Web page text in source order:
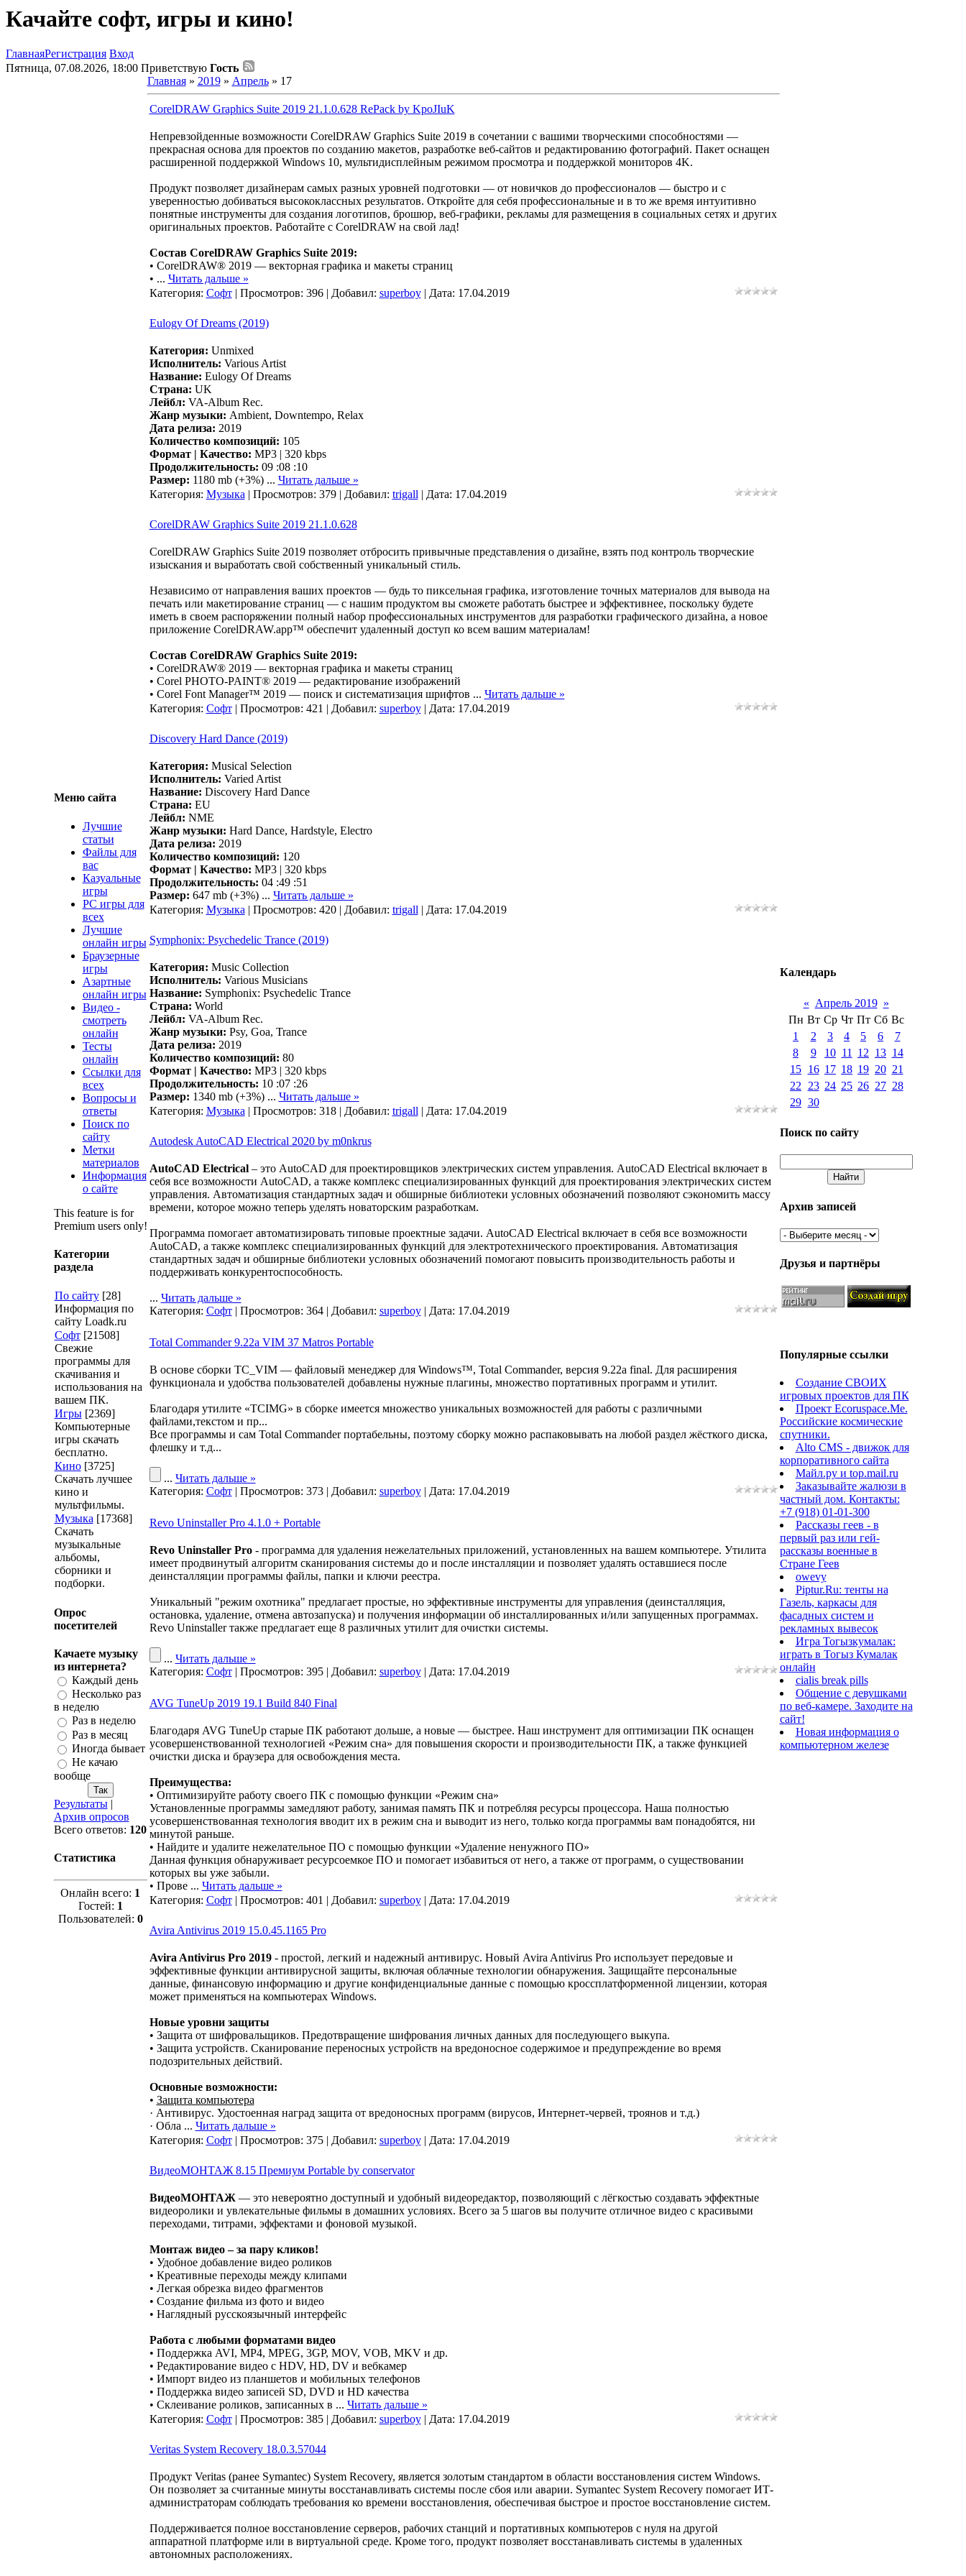
Качайте софт, игры и кино!
ГлавнаяРегистрация Вход
Пятница, 07.08.2026, 18:00 Приветствую Гость
Меню сайта
Лучшие
статьи
Файлы для
вас
Казуальные
игры
PC игры для
всех
Лучшие
онлайн игры
Браузерные
игры
Азартные
онлайн игры
Видео -
смотреть
онлайн
Тесты
онлайн
Ссылки для
всех
Вопросы и
ответы
Поиск по
сайту
Метки
материалов
Информация
о сайте
This feature is for
Premium users only!
Категории
раздела
По сайту [28]
Информация по
сайту Loadk.ru
Софт [21508]
Свежие
программы для
скачивания и
использования на
вашем ПК.
Игры [2369]
Компьютерные
игры скачать
бесплатно.
Кино [3725]
Скачать лучшее
кино и
мультфильмы.
Музыка [17368]
Скачать
музыкальные
альбомы,
сборники и
подборки.
Опрос
посетителей
Качаете музыку
из интернета?
Каждый день
Несколько раз
в неделю
Раз в неделю
Раз в месяц
Иногда бывает
Не качаю
вообще
Результаты|
Архив опросов
Всего ответов: 120
Статистика
Онлайн всего: 1
Гостей: 1
Пользователей: 0
Главная» 2019 » Апрель » 17
CorelDRAW Graphics Suite 2019 21.1.0.628 RePack by KpoJIuK
Непревзойденные возможности CorelDRAW Graphics Suite 2019 в сочетании с вашими творческими способностями —
прекрасная основа для проектов по созданию макетов, разработке веб-сайтов и редактированию фотографий. Пакет оснащен
расширенной поддержкой Windows 10, мультидисплейным режимом просмотра и поддержкой мониторов 4K.
Продукт позволяет дизайнерам самых разных уровней подготовки — от новичков до профессионалов — быстро и с
уверенностью добиваться высококлассных результатов. Откройте для себя профессиональные и в то же время интуитивно
понятные инструменты для создания логотипов, брошюр, веб-графики, рекламы для размещения в социальных сетях и других
оригинальных проектов. Работайте с CorelDRAW на свой лад!
Состав CorelDRAW Graphics Suite 2019:
• CorelDRAW® 2019 — векторная графика и макеты страниц
• ... Читать дальше »
Категория: Софт| Просмотров: 396 | Добавил: superboy| Дата: 17.04.2019
Eulogy Of Dreams (2019)
Категория: Unmixed
Исполнитель: Various Artist
Название: Eulogy Of Dreams
Страна: UK
Лейбл: VA-Album Rec.
Жанр музыки: Ambient, Downtempo, Relax
Дата релиза: 2019
Количество композиций: 105
Формат | Качество: MP3 | 320 kbps
Продолжительность: 09 :08 :10
Размер: 1180 mb (+3%) ... Читать дальше »
Категория: Музыка| Просмотров: 379 | Добавил: trigall| Дата: 17.04.2019
CorelDRAW Graphics Suite 2019 21.1.0.628
CorelDRAW Graphics Suite 2019 позволяет отбросить привычные представления о дизайне, взять под контроль творческие
изыскания и выработать свой собственный уникальный стиль.
Независимо от направления ваших проектов — будь то пиксельная графика, изготовление точных материалов для вывода на
печать или макетирование страниц — с нашим продуктом вы сможете работать быстрее и эффективнее, поскольку будете
иметь в своем распоряжении полный набор профессиональных инструментов для разработки графического дизайна, а новое
приложение CorelDRAW.app™ обеспечит удаленный доступ ко всем вашим материалам!
Состав CorelDRAW Graphics Suite 2019:
• CorelDRAW® 2019 — векторная графика и макеты страниц
• Corel PHOTO-PAINT® 2019 — редактирование изображений
• Corel Font Manager™ 2019 — поиск и систематизация шрифтов ... Читать дальше »
Категория: Софт| Просмотров: 421 | Добавил: superboy| Дата: 17.04.2019
Discovery Hard Dance (2019)
Категория: Musical Selection
Исполнитель: Varied Artist
Название: Discovery Hard Dance
Страна: EU
Лейбл: NME
Жанр музыки: Hard Dance, Hardstyle, Electro
Дата релиза: 2019
Количество композиций: 120
Формат | Качество: MP3 | 320 kbps
Продолжительность: 04 :49 :51
Размер: 647 mb (+3%) ... Читать дальше »
Категория: Музыка| Просмотров: 420 | Добавил: trigall| Дата: 17.04.2019
Symphonix: Psychedelic Trance (2019)
Категория: Music Collection
Исполнитель: Various Musicians
Название: Symphonix: Psychedelic Trance
Страна: World
Лейбл: VA-Album Rec.
Жанр музыки: Psy, Goa, Trance
Дата релиза: 2019
Количество композиций: 80
Формат | Качество: MP3 | 320 kbps
Продолжительность: 10 :07 :26
Размер: 1340 mb (+3%) ... Читать дальше »
Категория: Музыка| Просмотров: 318 | Добавил: trigall| Дата: 17.04.2019
Autodesk AutoCAD Electrical 2020 by m0nkrus
AutoCAD Electrical– это AutoCAD для проектировщиков электрических систем управления. AutoCAD Electrical включает в
себя все возможности AutoCAD, а также комплекс специализированных функций для проектирования электрических систем
управления. Автоматизация стандартных задач и обширные библиотеки условных обозначений позволяют сэкономить массу
времени, которое можно теперь уделять новаторским разработкам.
Программа помогает автоматизировать типовые проектные задачи. AutoCAD Electrical включает в себя все возможности
AutoCAD, а также комплекс специализированных функций для электротехнического проектирования. Автоматизация
стандартных задач и обширные библиотеки условных обозначений помогают повысить производительность работы и
поддерживать конкурентоспособность.
... Читать дальше »
Категория: Софт| Просмотров: 364 | Добавил: superboy| Дата: 17.04.2019
Total Commander 9.22a VIM 37 Matros Portable
В основе сборки TC_VIM — файловый менеджер для Windows™, Total Commander, версия 9.22a final. Для расширения
функционала и удобства пользователей добавлены нужные плагины, множество портативных программ и утилит.
Благодаря утилите «TCIMG» в сборке имеется множество уникальных возможностей для работы с различными
файлами,текстом и пр...
Все программы и сам Total Commander портабельны, поэтому сборку можно распаковывать на любой раздел жёсткого диска,
флешку и т.д...
... Читать дальше »
Категория: Софт| Просмотров: 373 | Добавил: superboy| Дата: 17.04.2019
Revo Uninstaller Pro 4.1.0 + Portable
Revo Uninstaller Pro- программа для удаления нежелательных приложений, установленных на вашем компьютере. Утилита
имеет продвинутый алгоритм сканирования системы до и после инсталляции и позволяет удалять оставшиеся после
деинсталляции программы файлы, папки и ключи реестра.
Уникальный "режим охотника" предлагает простые, но эффективные инструменты для управления (деинсталляция,
остановка, удаление, отмена автозапуска) и получения информации об инсталлированных и/или запущенных программах.
Revo Uninstaller также предлагает еще 8 различных утилит для очистки системы.
... Читать дальше »
Категория: Софт| Просмотров: 395 | Добавил: superboy| Дата: 17.04.2019
AVG TuneUp 2019 19.1 Build 840 Final
Благодаря AVG TuneUp старые ПК работают дольше, а новые — быстрее. Наш инструмент для оптимизации ПК оснащен
усовершенствованной технологией «Режим сна» для повышения скорости и производительности ПК, а также функцией
очистки диска и браузера для освобождения места.
Преимущества:
• Оптимизируйте работу своего ПК с помощью функции «Режим сна»
Установленные программы замедляют работу, занимая память ПК и потребляя ресурсы процессора. Наша полностью
усовершенствованная технология вводит их в режим сна и выводит из него, только когда программы вам понадобятся, ни
минутой раньше.
• Найдите и удалите нежелательное ПО с помощью функции «Удаление ненужного ПО»
Данная функция обнаруживает ресурсоемкое ПО и помогает избавиться от него, а также от программ, о существовании
которых вы уже забыли.
• Прове ... Читать дальше »
Категория: Софт| Просмотров: 401 | Добавил: superboy| Дата: 17.04.2019
Avira Antivirus 2019 15.0.45.1165 Pro
Avira Antivirus Pro 2019- простой, легкий и надежный антивирус. Новый Avira Antivirus Pro использует передовые и
эффективные функции антивирусной защиты, включая облачные технологии обнаружения. Защищайте персональные
данные, финансовую информацию и другие конфиденциальные данные с помощью кроссплатформенной лицензии, которая
может применяться на компьютерах Windows.
Новые уровни защиты
• Защита от шифровальщиков. Предотвращение шифрования личных данных для последующего выкупа.
• Защита устройств. Сканирование переносных устройств на вредоносное содержимое и предупреждение во время
подозрительных действий.
Основные возможности:
• Защита компьютера
· Антивирус. Удостоенная наград защита от вредоносных программ (вирусов, Интернет-червей, троянов и т.д.)
· Обла ... Читать дальше »
Категория: Софт| Просмотров: 375 | Добавил: superboy| Дата: 17.04.2019
ВидеоМОНТАЖ 8.15 Премиум Portable by conservator
ВидеоМОНТАЖ— это невероятно доступный и удобный видеоредактор, позволяющий с лёгкостью создавать эффектные
видеоролики и увлекательные фильмы в домашних условиях. Всего за 5 шагов вы получите отличное видео с красивыми
переходами, титрами, эффектами и фоновой музыкой.
Монтаж видео – за пару кликов!
• Удобное добавление видео роликов
• Креативные переходы между клипами
• Легкая обрезка видео фрагментов
• Создание фильма из фото и видео
• Наглядный русскоязычный интерфейс
Работа с любыми форматами видео
• Поддержка AVI, MP4, MPEG, 3GP, MOV, VOB, MKV и др.
• Редактирование видео с HDV, HD, DV и вебкамер
• Импорт видео из планшетов и мобильных телефонов
• Поддержка видео записей SD, DVD и HD качества
• Склеивание роликов, записанных в ... Читать дальше »
Категория: Софт| Просмотров: 385 | Добавил: superboy| Дата: 17.04.2019
Veritas System Recovery 18.0.3.57044
Продукт Veritas (ранее Symantec) System Recovery, является золотым стандартом в области восстановления систем Windows.
Он позволяет за считанные минуты восстанавливать системы после сбоя или аварии. Symantec System Recovery помогает ИТ-
администраторам соблюдать требования ко времени восстановления, обеспечивая быстрое и простое восстановление систем.
Поддерживается полное восстановление серверов, рабочих станций и портативных компьютеров с нуля на другой
аппаратной платформе или в виртуальной среде. Кроме того, продукт позволяет восстанавливать системы в удаленных
автономных расположениях.
Календарь
« Апрель 2019 »
Пн Вт Ср Чт Пт Сб Вс
1
2 3 4 5 6
7
8
9 10 11 12 13 14
15 16 17 18 19 20 21
22
23 24 25 26 27 28
29 30
Поиск по сайту
Архив записей
Друзья и партнёры
Популярные ссылки
Создание СВОИХ
игровых проектов для ПК
Проект Ecoruspace.Me.
Российские космические
спутники.
Alto CMS - движок для
корпоративного сайта
Майл.ру и top.mail.ru
Заказывайте жалюзи в
частный дом. Контакты:
+7 (918) 01-01-300
Рассказы геев - в
первый раз или гей-
рассказы военные в
Стране Геев
owevy
Piptur.Ru: тенты на
Газель, каркасы для
фасадных систем и
рекламных вывесок
Игра Тогызкумалак:
играть в Тогыз Кумалак
онлайн
cialis break pills
Общение с девушками
по веб-камере. Заходите на
сайт!
Новая информация о
компьютерном железе